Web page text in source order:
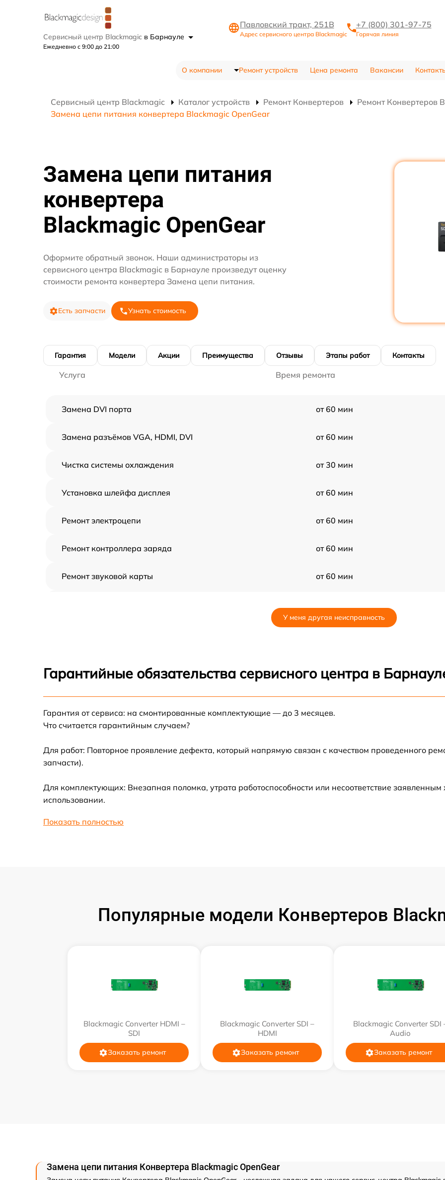
Сервисный центр Blackmagic в Барнауле
Ежедневно с 9:00 до 21:00
Павловский тракт, 251В
Адрес сервисного центра Blackmagic
+7 (800) 301-97-75
Горячая линия
О компании Ремонт устройств Цена ремонта Вакансии
Сервисный центр Blackmagic Каталог устройств Ремонт Конвертеров
Ремонт Конвертеров
Замена цепи питания конвертера Blackmagic OpenGear
Замена цепи питания
конвертера
Blackmagic OpenGear
Оформите обратный звонок. Наши администраторы из
сервисного центра Blackmagic в Барнауле произведут оценку
стоимости ремонта конвертера Замена цепи питания.
Есть запчасти Узнать стоимость
Гарантия Модели Акции Преимущества Отзывы Этапы работ Контакты
Услуга Время ремонта
Замена DVI порта от 60 мин
Замена разъёмов VGA, HDMI, DVI от 60 мин
Чистка системы охлаждения от 30 мин
Установка шлейфа дисплея от 60 мин
Ремонт электроцепи от 60 мин
Ремонт контроллера заряда от 60 мин
Ремонт звуковой карты от 60 мин
Замена станции airport от 60 мин
Замена аудио выхода
Замена VGA порта
Ремонт разъема от 60 мин
Настройка ПО
У меня другая неисправность
Гарантийные обязательства сервисного центра в
Гарантия от сервиса: на смонтированные комплектующие — до 3 месяцев.
Что считается гарантийным случаем?
Для работ: Повторное проявление дефекта, который напрямую связан с качеством проведенного
запчасти).
Для комплектующих: Внезапная поломка, утрата работоспособности или несоответствие
использовании.
Показать полностью
Популярные модели Конвертеров
Blackmagic Converter HDMI –
SDI
Заказать ремонт
Blackmagic Converter SDI –
HDMI
Заказать ремонт
Blackmagic Converter SDI
Audio
Заказать ремонт
Замена цепи питания Конвертера Blackmagic OpenGear